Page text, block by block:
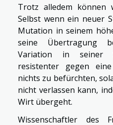
Trotz alledem können
Selbst wenn ein neuer
Mutation in seinem
seine Übertragung
Variation in seiner
resistenter gegen
nichts zu befürchten,
nicht verlassen kann,
Wirt übergeht.
Wissenschaftler des